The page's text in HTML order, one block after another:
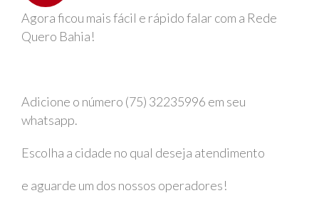
Agora ficou mais fácil e rápido falar com a Rede
Quero Bahia!
Adicione o número (75) 32235996 em seu
whatsapp.
Escolha a cidade no qual deseja atendimento
e aguarde um dos nossos operadores!